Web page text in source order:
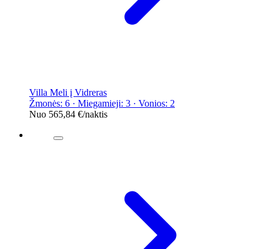
Villa Meli į Vidreras
Žmonės: 6 · Miegamieji: 3 · Vonios: 2
Nuo 565,84 €/naktis